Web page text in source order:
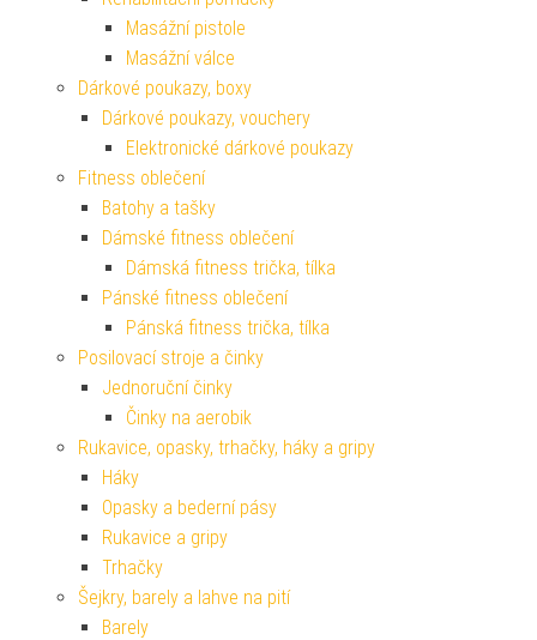
Masážní pistole
Masážní válce
Dárkové poukazy, boxy
Dárkové poukazy, vouchery
Elektronické dárkové poukazy
Fitness oblečení
Batohy a tašky
Dámské fitness oblečení
Dámská fitness trička, tílka
Pánské fitness oblečení
Pánská fitness trička, tílka
Posilovací stroje a činky
Jednoruční činky
Činky na aerobik
Rukavice, opasky, trhačky, háky a gripy
Háky
Opasky a bederní pásy
Rukavice a gripy
Trhačky
Šejkry, barely a lahve na pití
Barely